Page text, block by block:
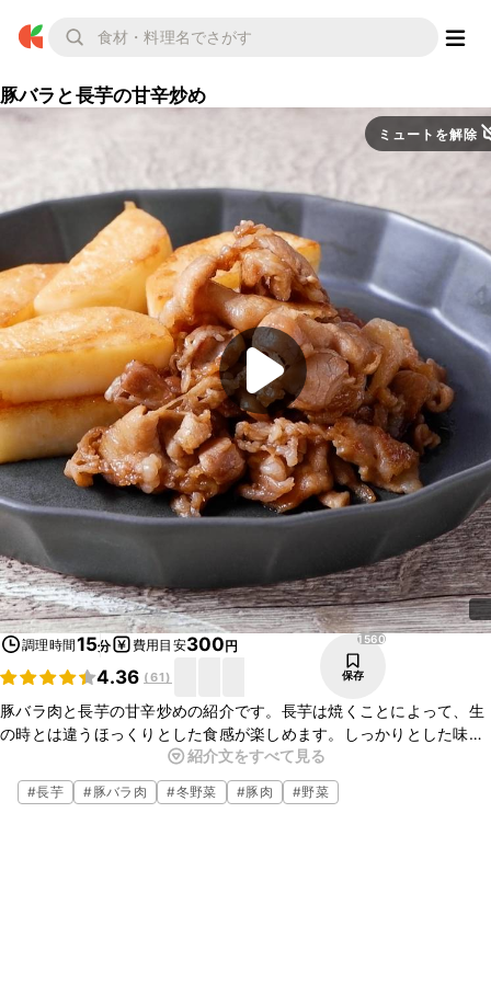
豚バラと長芋の甘辛炒め
ミュートを解除
調理時間15分 費用目安300円
4.36 (61)
1560
保存
豚バラ肉と長芋の甘辛炒めの紹介です。長芋は焼くことによって、生
の時とは違うほっくりとした食感が楽しめます。しっかりとした味付
けなので、白いごはんとも合いますよ。ぜひ作ってみて下さいね。
紹介文をすべて見る
#長芋 #豚バラ肉 #冬野菜 #豚肉 #野菜